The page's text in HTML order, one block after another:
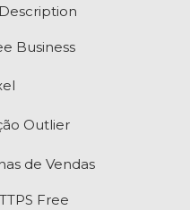
Business
Outlier
de Vendas
Free